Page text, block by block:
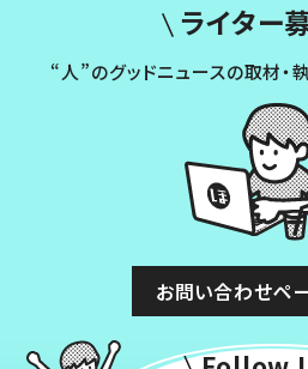
ライター
“人”のグッドニュースの取材・
お問い合わせペ